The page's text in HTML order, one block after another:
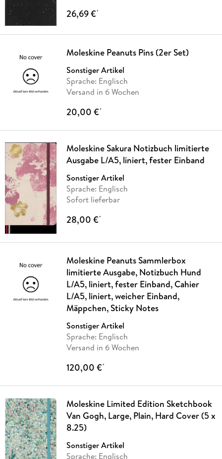
26,69 €*
Moleskine Peanuts Pins (2er Set)
Sonstiger Artikel
Sprache: Englisch
Versand in 6 Wochen
20,00 €*
Moleskine Sakura Notizbuch limitierte
Ausgabe L/A5, liniert, fester Einband
Sonstiger Artikel
Sprache: Englisch
Sofort lieferbar
28,00 €*
Moleskine Peanuts Sammlerbox
limitierte Ausgabe, Notizbuch Hund
L/A5, liniert, fester Einband, Cahier
L/A5, liniert, weicher Einband,
Mäppchen, Sticky Notes
Sonstiger Artikel
Sprache: Englisch
Versand in 6 Wochen
120,00 €*
Moleskine Limited Edition Sketchbook
Van Gogh, Large, Plain, Hard Cover (5 x
8.25)
Sonstiger Artikel
Sprache: Englisch